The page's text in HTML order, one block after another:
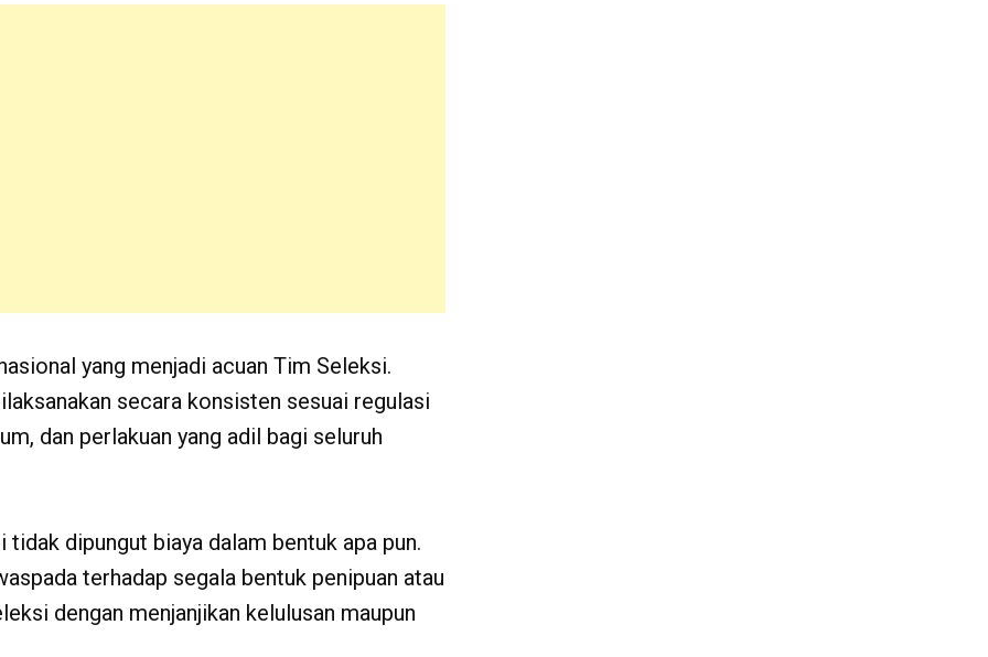
yang menjadi acuan Tim Seleksi.
secara konsisten sesuai regulasi
dan perlakuan yang adil bagi seluruh
dipungut biaya dalam bentuk apa pun.
terhadap segala bentuk penipuan atau
dengan menjanjikan kelulusan maupun